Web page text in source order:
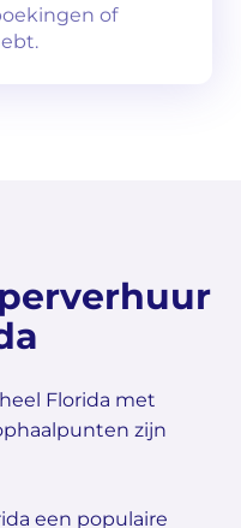
of
Florida met
zijn
een populaire